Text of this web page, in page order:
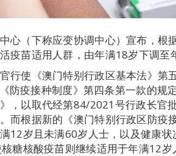
心（下称应变协调中心）宣布，根
疫苗适用人群，由年满18岁下调至
行使《澳门特别行政区基本法》第
防疫接种制度》第四条第一款的规
，以取代经第84/2021号行政长官
而根据新的《澳门特别行政区防疫
12岁且未满60岁人士，以及健康
糖核酸疫苗则继续适用于年满12岁